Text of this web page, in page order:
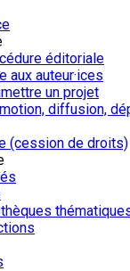
éditoriale
aux auteur·ices
un projet
diffusion,
(cession de droits)